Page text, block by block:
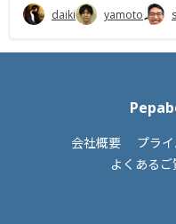
daiki yamoto
会社概要 プラ
よくある